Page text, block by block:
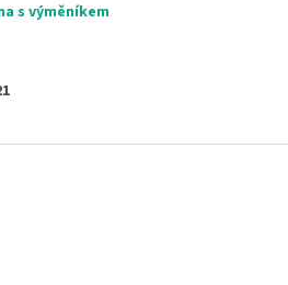
s výměníkem